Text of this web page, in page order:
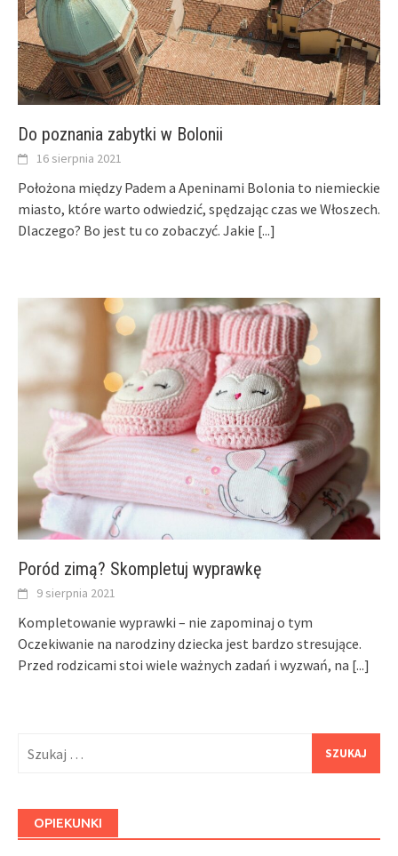
Do poznania zabytki w Bolonii
16 sierpnia 2021
Położona między Padem a Apeninami Bolonia to niemieckie
miasto, które warto odwiedzić, spędzając czas we Włoszech.
Dlaczego? Bo jest tu co zobaczyć. Jakie [...]
Poród zimą? Skompletuj wyprawkę
9 sierpnia 2021
Kompletowanie wyprawki – nie zapominaj o tym
Oczekiwanie na narodziny dziecka jest bardzo stresujące.
Przed rodzicami stoi wiele ważnych zadań i wyzwań, na [...]
OPIEKUNKI